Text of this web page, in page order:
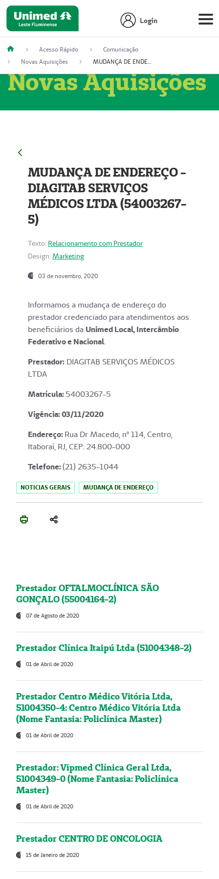
Login
Acesso Rápido
Comunicação
Novas Aquisições
MUDANÇA DE ENDEREÇO - DIAGITAB SERVIÇOS MÉDICOS LTDA (54003267-5)
Novas Aquisições
MUDANÇA DE ENDEREÇO -
DIAGITAB SERVIÇOS
MÉDICOS LTDA (54003267-
5)
Texto: Relacionamento com Prestador
Design: Marketing
03 de novembro, 2020
Informamos a mudança de endereço do
prestador credenciado para atendimentos aos
beneficiários da Unimed Local, Intercâmbio
Federativo e Nacional.
Prestador: DIAGITAB SERVIÇOS MÉDICOS
LTDA
Matrícula:54003267-5
Vigência: 03/11/2020
Endereço:Rua Dr Macedo, nº 114, Centro,
Itaboraí, RJ, CEP: 24.800-000
Telefone:(21) 2635-1044
NOTICIAS GERAIS MUDANÇA DE ENDEREÇO
Prestador OFTALMOCLÍNICA SÃO
GONÇALO (55004164-2)
07 de Agosto de 2020
Prestador Clínica Itaipú Ltda (51004348-2)
01 de Abril de 2020
Prestador Centro Médico Vitória Ltda,
51004350-4: Centro Médico Vitória Ltda
(Nome Fantasia: Policlínica Master)
01 de Abril de 2020
Prestador: Vipmed Clínica Geral Ltda,
51004349-0 (Nome Fantasia: Policlínica
Master)
01 de Abril de 2020
Prestador CENTRO DE ONCOLOGIA
15 de Janeiro de 2020